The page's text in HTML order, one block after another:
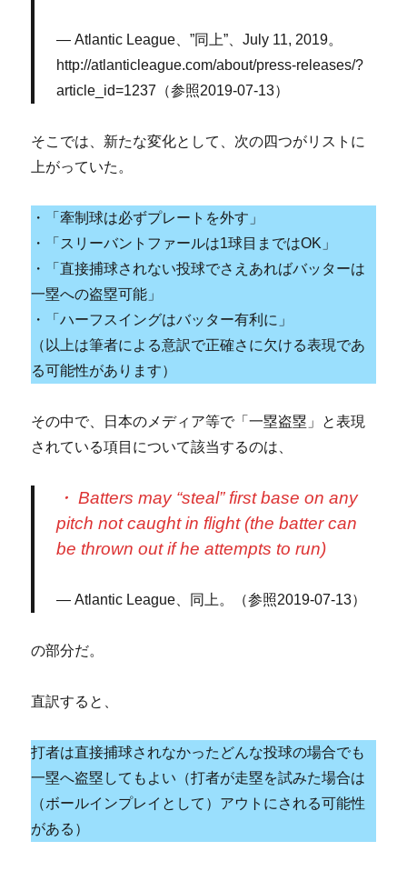
Atlantic League、”同上”、July 11, 2019。
http://atlanticleague.com/about/press-releases/?
article_id=1237（参照2019-07-13）
そこでは、新たな変化として、次の四つがリストに
上がっていた。
・「牽制球は必ずプレートを外す」
・「スリーバントファールは1球目まではOK」
・「直接捕球されない投球でさえあればバッターは
一塁への盗塁可能」
・「ハーフスイングはバッター有利に」
（以上は筆者による意訳で正確さに欠ける表現であ
る可能性があります）
その中で、日本のメディア等で「一塁盗塁」と表現
されている項目について該当するのは、
・ Batters may “steal” first base on any
pitch not caught in flight (the batter can
be thrown out if he attempts to run)
Atlantic League、同上。（参照2019-07-13）
の部分だ。
直訳すると、
打者は直接捕球されなかったどんな投球の場合でも
一塁へ盗塁してもよい（打者が走塁を試みた場合は
（ボールインプレイとして）アウトにされる可能性
がある）